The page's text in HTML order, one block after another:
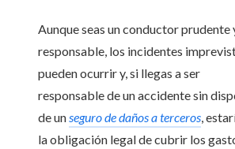
Aunque seas un conductor prudente
responsable, los incidentes
pueden ocurrir y, si llegas a ser
responsable de un accidente sin
de unseguro de daños a terceros,
la obligación legal de cubrir los